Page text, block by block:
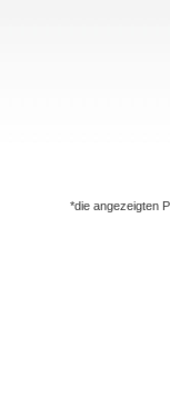
*die angezeigten